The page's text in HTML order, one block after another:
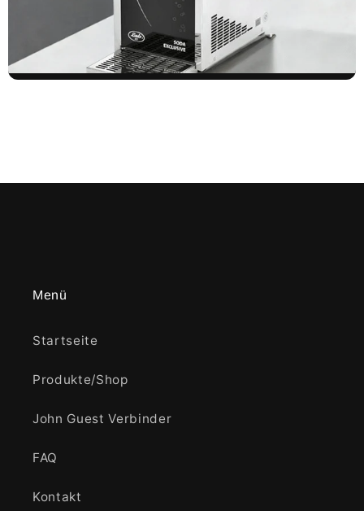
Menü
Startseite
Produkte/Shop
John Guest Verbinder
FAQ
Kontakt